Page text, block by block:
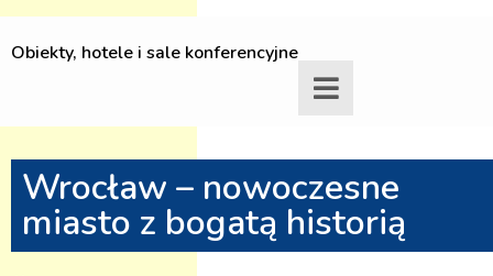
Obiekty, hotele i sale konferencyjne
Wrocław – nowoczesne
miasto z bogatą historią